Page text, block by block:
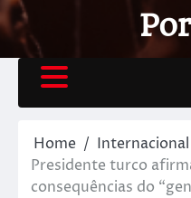
Home
Internacional
Presidente turco
consequências do